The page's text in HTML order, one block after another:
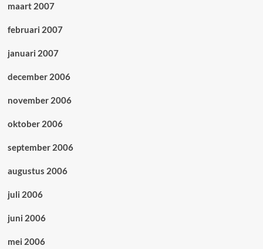
maart 2007
februari 2007
januari 2007
december 2006
november 2006
oktober 2006
september 2006
augustus 2006
juli 2006
juni 2006
mei 2006